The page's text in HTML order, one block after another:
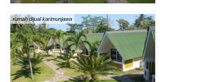
rumah dijual karimunjawa